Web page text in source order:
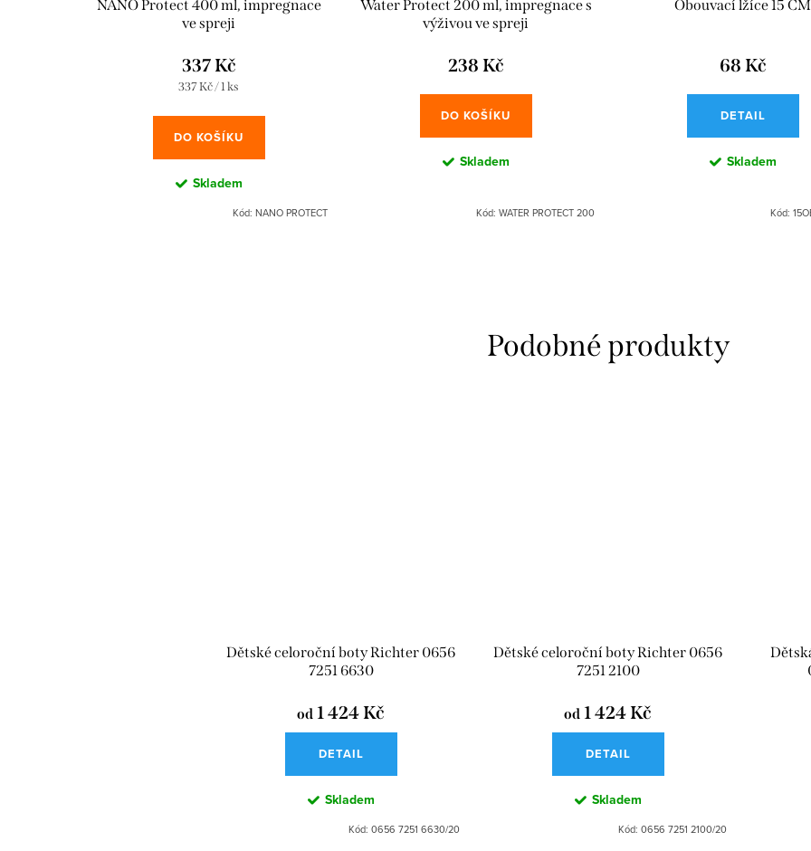
NANO Protect 400 ml, impregnace
ve spreji
337 Kč
Měrná
337 Kč / 1 ks
DO KOŠÍKU
Skladem
Kód: NANO PROTECT
Water Protect 200 ml, impregnace s
výživou ve spreji
238 Kč
DO KOŠÍKU
Skladem
Kód: WATER PROTECT 200
Obouvací lžíce 15 CM
68 Kč
DETAIL
Skladem
Kód:
Dětské celoroční boty Richter 0656
7251 6630
od 1 424 Kč
DETAIL
Skladem
Kód: 0656 7251 6630/20
Dětské celoroční boty Richter 0656
7251 2100
od 1 424 Kč
DETAIL
Skladem
Kód: 0656 7251 2100/20